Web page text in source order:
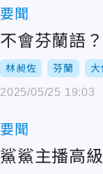
要聞
不會芬蘭語
林昶佐 芬蘭 大
2025/05/25 19:03
要聞
鯊鯊主播高